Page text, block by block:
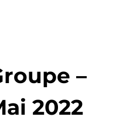
–
2022